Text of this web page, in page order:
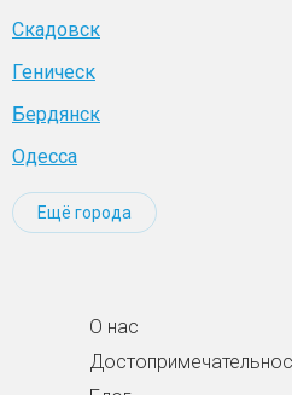
Скадовск
Геническ
Бердянск
Одесса
Ещё города
О нас